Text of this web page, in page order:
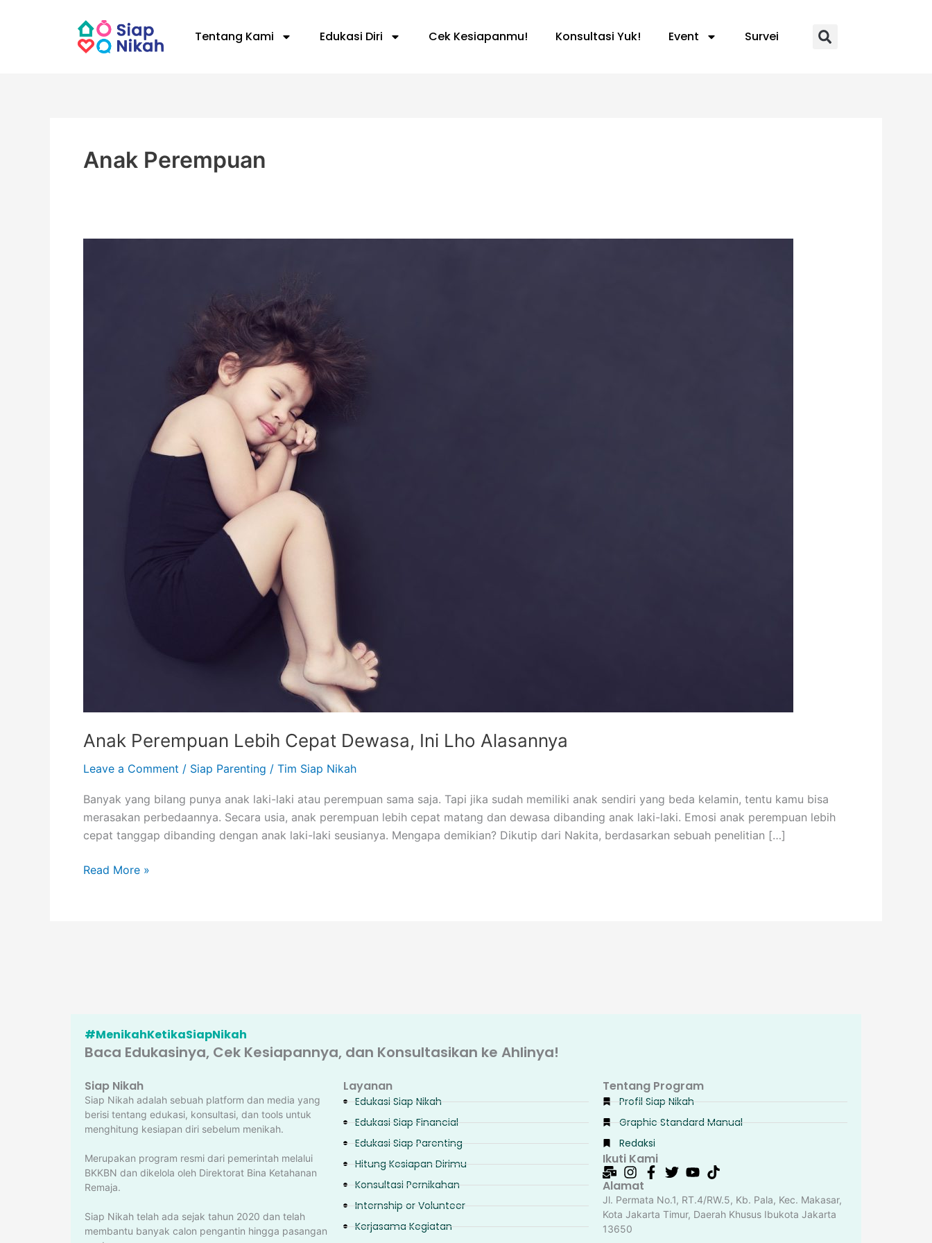
Tentang Kami Edukasi Diri Cek Kesiapanmu! Konsultasi Yuk! Event Survei
Anak Perempuan
Anak Perempuan Lebih Cepat Dewasa, Ini Lho Alasannya
Leave a Comment / Siap Parenting / Tim Siap Nikah
Banyak yang bilang punya anak laki-laki atau perempuan sama saja. Tapi jika sudah memiliki anak sendiri yang beda kelamin, tentu kamu bisa
merasakan perbedaannya. Secara usia, anak perempuan lebih cepat matang dan dewasa dibanding anak laki-laki. Emosi anak perempuan lebih
cepat tanggap dibanding dengan anak laki-laki seusianya. Mengapa demikian? Dikutip dari Nakita, berdasarkan sebuah penelitian […]
Read More »
#MenikahKetikaSiapNikah
Baca Edukasinya, Cek Kesiapannya, dan Konsultasikan ke Ahlinya!
Siap Nikah
Siap Nikah adalah sebuah platform dan media yang
berisi tentang edukasi, konsultasi, dan tools untuk
menghitung kesiapan diri sebelum menikah.
Merupakan program resmi dari pemerintah melalui
BKKBN dan dikelola oleh Direktorat Bina Ketahanan
Remaja.
Siap Nikah telah ada sejak tahun 2020 dan telah
membantu banyak calon pengantin hingga pasangan
Layanan
Edukasi Siap Nikah
Edukasi Siap Financial
Edukasi Siap Parenting
Hitung Kesiapan Dirimu
Konsultasi Pernikahan
Internship or Volunteer
Kerjasama Kegiatan
Tentang Program
Profil Siap Nikah
Graphic Standard Manual
Redaksi
Ikuti Kami
Alamat
Jl. Permata No.1, RT.4/RW.5, Kb. Pala, Kec. Makasar,
Kota Jakarta Timur, Daerah Khusus Ibukota Jakarta
13650